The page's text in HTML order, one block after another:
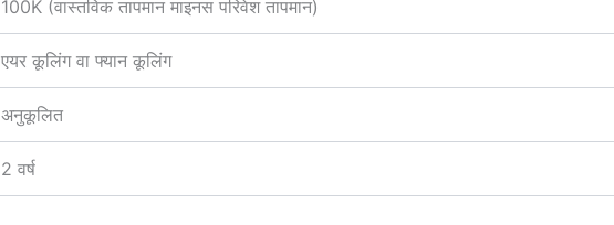
100K (वास्तविक तापमान माइनस परिवेश तापमान)
एयर कूलिंग वा फ्यान कूलिंग
अनुकूलित
2 वर्ष